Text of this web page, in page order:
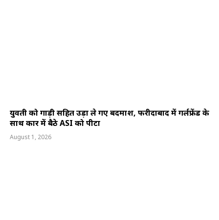
युवती को गाड़ी सहित उड़ा ले गए बदमाश, फरीदाबाद में गर्लफ्रेंड के
साथ कार में बैठे ASI को पीटा
August 1, 2026